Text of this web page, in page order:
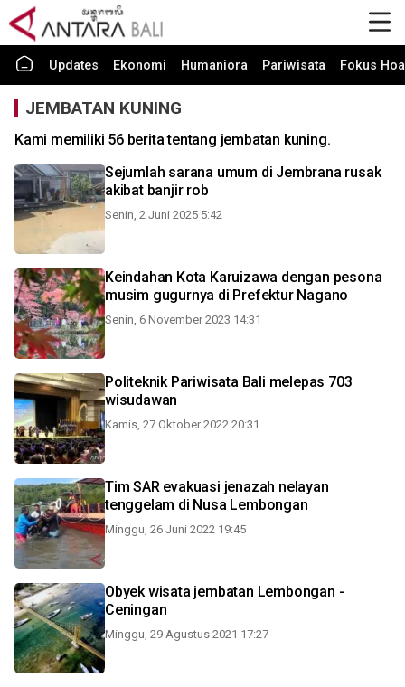
Updates Ekonomi Humaniora Pariwisata Fokus
JEMBATAN KUNING
Kami memiliki 56 berita tentang jembatan kuning.
Sejumlah sarana umum di Jembrana rusak
akibat banjir rob
Senin, 2 Juni 2025 5:42
Keindahan Kota Karuizawa dengan pesona
musim gugurnya di Prefektur Nagano
Senin, 6 November 2023 14:31
Politeknik Pariwisata Bali melepas 703
wisudawan
Kamis, 27 Oktober 2022 20:31
Tim SAR evakuasi jenazah nelayan
tenggelam di Nusa Lembongan
Minggu, 26 Juni 2022 19:45
Obyek wisata jembatan Lembongan -
Ceningan
Minggu, 29 Agustus 2021 17:27